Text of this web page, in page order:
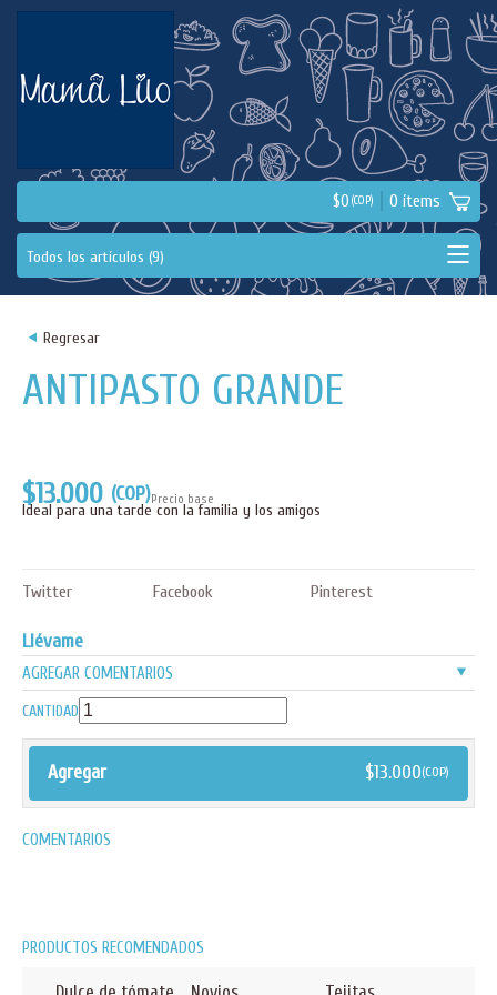
$0 (COP) 0 ítems
< Regresar
ANTIPASTO GRANDE
$13.000 (COP)Precio base
Ideal para una tarde con la familia y los amigos
Twitter Facebook Pinterest
Llévame
AGREGAR COMENTARIOS v
CANTIDAD
Agregar $13.000(COP)
COMENTARIOS
PRODUCTOS RECOMENDADOS